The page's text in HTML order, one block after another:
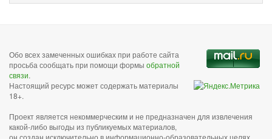
Обо всех замеченных ошибках при работе сайта
просьба сообщать при помощи формы обратной
связи.
Настоящий ресурс может содержать материалы
18+.
Проект является некоммерческим и не предназначен для извлечения
какой-либо выгоды из публикуемых материалов,